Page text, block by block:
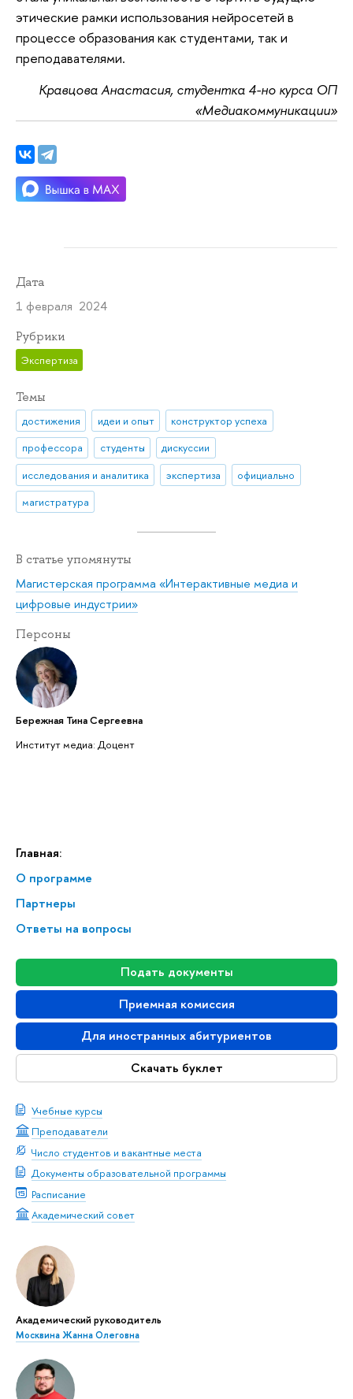
Главная:
О программе
Партнеры
Ответы на вопросы
Подать документы
Приемная комиссия
Для иностранных абитуриентов
Скачать буклет
Учебные курсы
Преподаватели
Число студентов и вакантные места
Документы образовательной программы
Расписание
Академический совет
Академический руководитель
Москвина Жанна Олеговна
этические рамки использования нейросетей в
процессе образования как студентами, так и
преподавателями.
Кравцова Анастасия, студентка 4-но курса ОП
«Медиакоммуникации»
Дата
1 февраля 2024
Рубрики
Экспертиза
Темы
достижения идеи и опыт
конструктор успеха
профессора
студенты
дискуссии
исследования и аналитика
экспертиза
официально
магистратура
В статье упомянуты
Магистерская программа «Интерактивные медиа и
цифровые индустрии»
Персоны
Бережная Тина Сергеевна
Институт медиа: Доцент